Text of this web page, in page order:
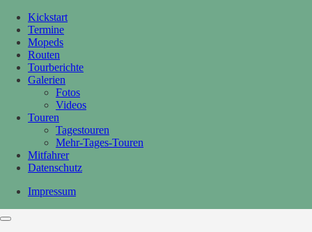
Kickstart
Termine
Mopeds
Routen
Tourberichte
Galerien
Fotos
Videos
Touren
Tagestouren
Mehr-Tages-Touren
Mitfahrer
Datenschutz
Impressum